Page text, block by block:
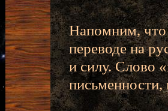
Напомним, что
переводе на
и силу. Слово
письменности,